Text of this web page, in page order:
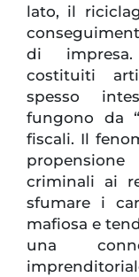
lato, il
di impresa.
costituiti
spesso
fungono da
fiscali. Il
criminali ai
sfumare i
mafiosa e
una